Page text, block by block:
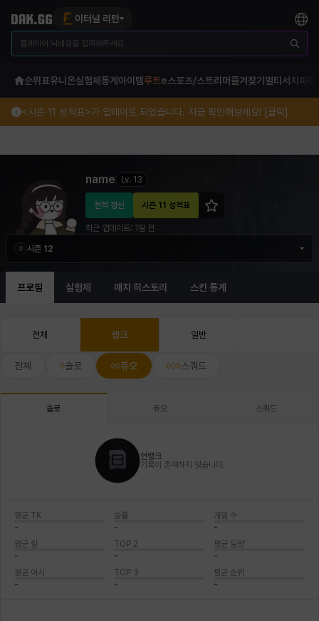
이터널 리턴
순위표유니온실험체 통계 아이템루트e스포츠/스트리머 즐겨찾기 멀티서치 파티
<시즌 11 성적표>가 업데이트 되었습니다. 지금 확인해보세요! [클릭]
name
Lv. 13
전적 갱신 시즌 11 성적표
최근 업데이트: 1일 전
시즌 12
프로필 실험체 매치 히스토리 스킨 통계
전체 랭크 일반
전체 솔로 듀오 스쿼드
솔로 듀오 스쿼드
언랭크
기록이 존재하지 않습니다.
평균 TK
-
승률
-
게임 수
-
평균 킬
-
TOP 2
-
평균 딜량
-
평균 어시
-
TOP 3
-
평균 순위
-